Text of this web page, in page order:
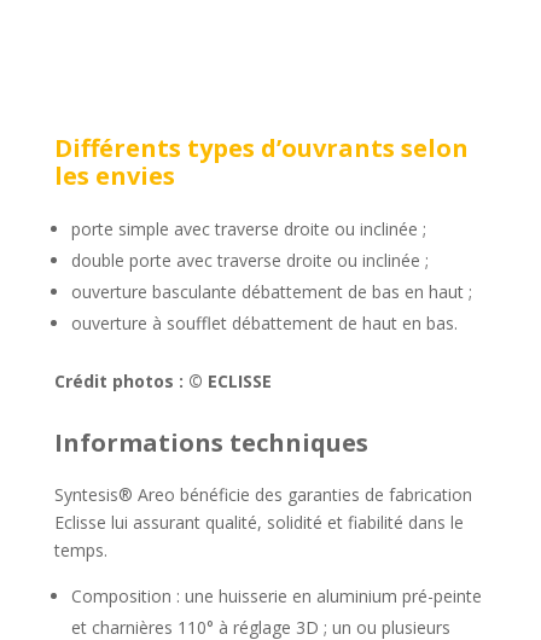
Différents types d’ouvrants selon
les envies
porte simple avec traverse droite ou inclinée ;
double porte avec traverse droite ou inclinée ;
ouverture basculante débattement de bas en haut ;
ouverture à soufflet débattement de haut en bas.
Crédit photos : © ECLISSE
Informations techniques
Syntesis® Areo bénéficie des garanties de fabrication
Eclisse lui assurant qualité, solidité et fiabilité dans le
temps.
Composition : une huisserie en aluminium pré-peinte
et charnières 110° à réglage 3D ; un ou plusieurs